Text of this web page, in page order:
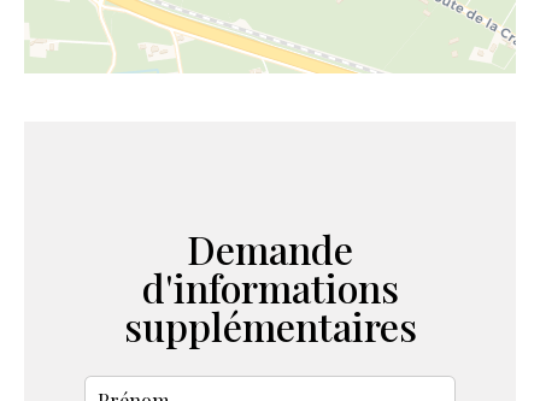
Demande
d'informations
supplémentaires